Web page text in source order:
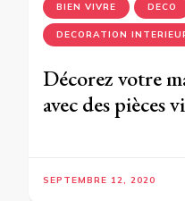
BIEN VIVRE DECO
DECORATION
Décorez votre
avec des pièces
SEPTEMBRE 12, 2020